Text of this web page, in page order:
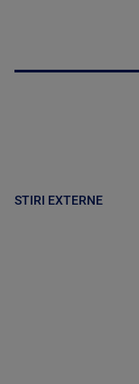
STIRI EXTERNE